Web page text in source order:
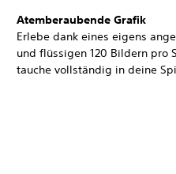
Atemberaubende Grafik
Erlebe dank eines eigens
und flüssigen 120 Bildern pro
tauche vollständig in deine